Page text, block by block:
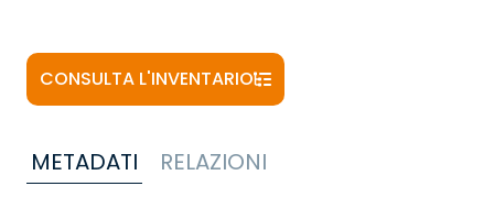
CONSULTA L'INVENTARIO
METADATI RELAZIONI